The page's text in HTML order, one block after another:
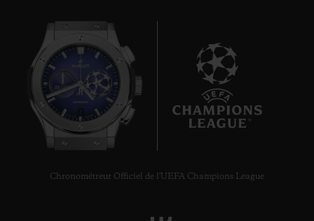
7
Chronométreur Officiel de l'UEFA Champions League